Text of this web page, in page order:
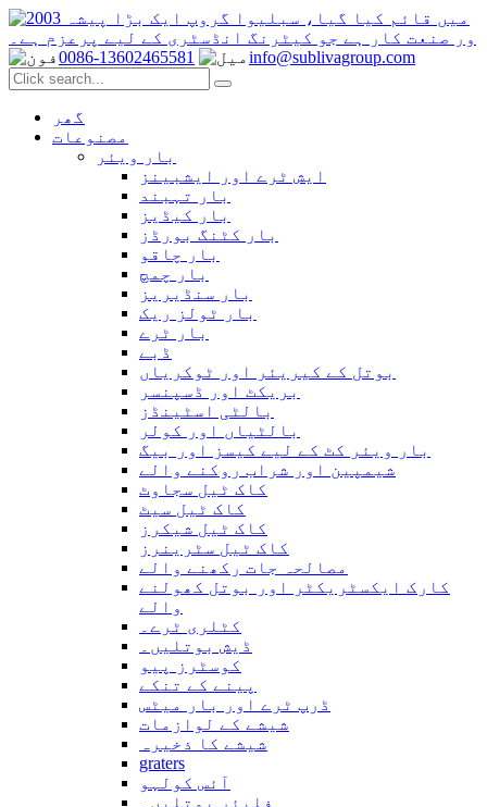
0086-13602465581 info@sublivagroup.com
گھر
مصنوعات
بار ویئر
ایش ٹرے اور ایشبینز
بار تہبند
بار کیڈیز
بار کٹنگ بورڈز
بار چاقو
بار چمچ
بار سنڈیریز
بار ٹولز ریک
بار ٹرے
ڈبے
بوتل کے کیریئر اور ٹوکریاں
بریکٹ اور ڈسپنسر
بالٹی اسٹینڈز
بالٹیاں اور کولر
بار ویئر کٹ کے لیے کیسز اور بیگ
شیمپین اور شراب روکنے والے
کاک ٹیل سجاوٹ
کاک ٹیل سیٹ
کاک ٹیل شیکرز
کاک ٹیل سٹرینرز
مصالحہ جات رکھنے والے
کارک ایکسٹریکٹر اور بوتل کھولنے
والے
کٹلری ٹرے۔
ڈیش بوتلیں۔
کوسٹرز پیو
پینے کے تنکے
ڈرپ ٹرے اور بار میٹس
شیشے کے لوازمات
شیشے کا ذخیرہ
graters
آئس کولہو
فلیئر بوتلیں۔